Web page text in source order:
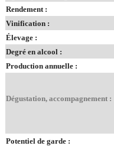
Rendement :
Vinification :
Élevage :
Degré en alcool :
Production annuelle :
Dégustation, accompagnement :
Potentiel de garde :